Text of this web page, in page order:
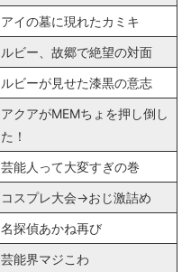
アイの墓に現れたカミキ
ルビー、故郷で絶望の対面
ルビーが見せた漆黒の意志
アクアがMEMちょを押し倒し
た！
芸能人って大変すぎの巻
コスプレ大会→おじ激詰め
名探偵あかね再び
芸能界マジこわ